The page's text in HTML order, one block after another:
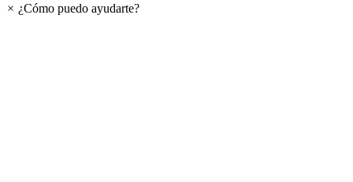
× ¿Cómo puedo ayudarte?